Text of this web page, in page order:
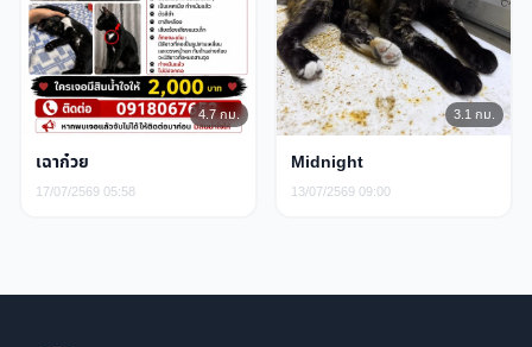
4.7 กม.
เฉาก๋วย
17/07/2569 05:58
3.1 กม.
Midnight
13/07/2569 09:00